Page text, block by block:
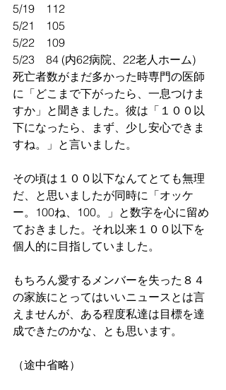
5/19    112
5/21    105
5/22    109
5/23    84 (内62病院、22老人ホーム)
死亡者数がまだ多かった時専門の医師
に「どこまで下がったら、一息つけま
すか」と聞きました。彼は「１００以
下になったら、まず、少し安心できま
すね。」と言いました。
その頃は１００以下なんてとても無理
だ、と思いましたが同時に「オッケ
ー。100ね、100。」と数字を心に留め
ておきました。それ以来１００以下を
個人的に目指していました。
もちろん愛するメンバーを失った８４
の家族にとってはいいニュースとは言
えませんが、ある程度私達は目標を達
成できたのかな、とも思います。
（途中省略）